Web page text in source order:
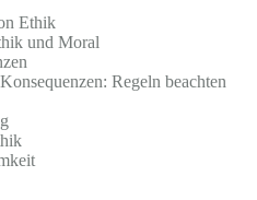
Ethik
und Moral
Regeln beachten